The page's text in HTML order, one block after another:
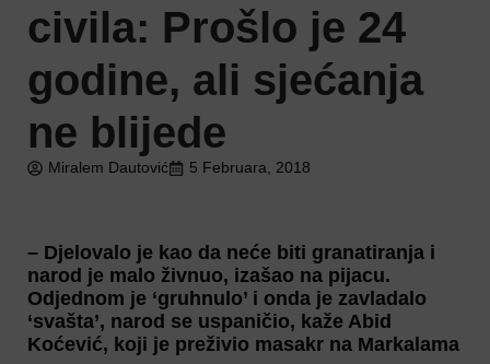
civila: Prošlo je 24
godine, ali sjećanja
ne blijede
Miralem Dautović 5 Februara, 2018
– Djelovalo je kao da neće biti granatiranja i
narod je malo živnuo, izašao na pijacu.
Odjednom je ‘gruhnulo’ i onda je zavladalo
‘svašta’, narod se uspaničio, kaže Abid
Koćević, koji je preživio masakr na Markalama